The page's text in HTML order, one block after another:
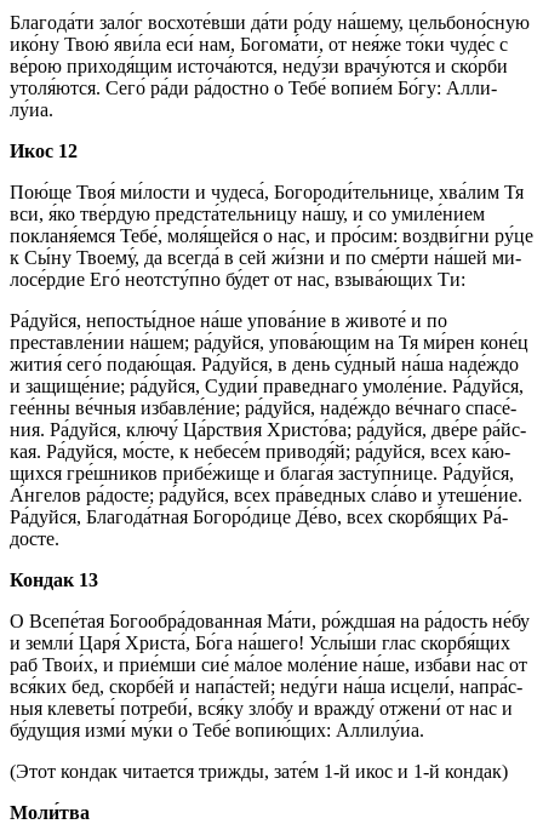
Бла­го­да́­ти зало́г вос­хо­те́в­ши да́­ти ро́ду на́­ше­му, цельбоно́сную
ико́­ну Твою́ яви́ла еси́ нам, Бо­го­ма́­ти, от нея́же то́­ки чу­де́с с
ве́­рою при­хо­дя́­щим источа́ются, неду́зи врачу́ются и ско́р­би
утоля́ются. Се­го́ ра́­ди ра́­дост­но о Те­бе́ во­пи­е́м Бо́­гу: Алли­
лу́иа.
Икос 12
Пою́­ще Твоя́ ми́­лос­ти и чу­де­са́, Бо­го­ро­ди́­тель­ни­це, хва́­лим Тя
вси, я́ко тве́р­дую предста́тельницу на́­шу, и со уми­ле́­нием
покланя́емся Те­бе́, моля́щейся о нас, и про́­сим: воз­дви́г­ни ру́­це
к Сы́­ну Тво­ему́, да всег­да́ в сей жи́з­ни и по сме́р­ти на́­шей ми­
ло­се́р­дие Его́ неотсту́пно бу́дет от нас, взыва́ющих Ти:
Ра́­дуй­ся, не­по­сты́д­ное на́­ше упо­ва́­ние в жи­во­те́ и по
преставле́нии на́­шем; ра́­дуй­ся, упова́ющим на Тя ми́рен ко­не́ц
жи­тия́ се­го́ по­даю́­щая. Ра́­дуй­ся, в день су́дный на́­ша на­де́ж­до
и за­щи­ще­́ние; ра́­дуй­ся, Судии́ пра­вед­на­го умоле́ние. Ра́­дуй­ся,
гее́нны ве́ч­ныя из­бав­ле́­ние; ра́­дуй­ся, на­де́ж­до ве́ч­на­го спа­се́­
ния. Ра́­дуй­ся, ключу́ Ца́рст­вия Хри­сто́­ва; ра́­дуй­ся, две́ре ра́йс­
кая. Ра́­дуй­ся, мо́сте, к небесе́м приводя́й; ра́­дуй­ся, всех ка́ю­
щих­ся гре́ш­ни­ков при­бе́­жи­ще и бла­га́я за­сту́п­ни­це. Ра́­дуй­ся,
А́н­ге­лов ра́­дос­те; ра́­дуй­ся, всех пра́­вед­ных сла́­во и уте­ше́­ние.
Ра́­дуй­ся, Бла­го­да́т­ная Бо­го­ро́­ди­це Де́­во, всех скор­бя́­щих Ра́­
дос­те.
Кондак 13
О Все­пе́­тая Богообра́дованная Ма́­ти, ро́жд­шая на ра́­дость не́бу
и зем­ли́ Ца­ря́ Хри­ста́, Бо́­га на́­ше­го! Услы́­ши глас скор­бя́­щих
раб Тво­и́х, и прие́мши сие́ ма́­лое мо­ле́­ние на́­ше, из­ба́­ви нас от
вся́­ких бед, скор­бе́й и на­па́с­тей; не­ду́­ги на́­ша ис­це­ли́, на­пра́с­
ныя клеветы́ потреби́, вся́­ку зло́бу и вражду́ от­же­ни́ от нас и
бу́­ду­щия из­ми́ му́­ки о Те­бе́ во­пию́­щих: Алли­лу́иа.
(Этот кондак чи­та­ет­ся трижды, за­те́м 1-й икос и 1-й кондак)
Мо­ли́т­ва